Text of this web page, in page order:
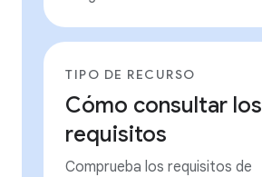
TIPO DE RECURSO
Cómo consultar los
requisitos
Comprueba los requisitos de